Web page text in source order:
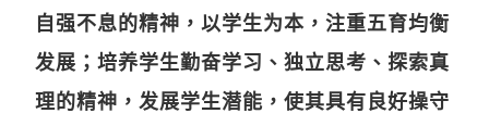
自强不息的精神，以学生为本，注重五育均衡
发展；培养学生勤奋学习、独立思考、探索真
理的精神，发展学生潜能，使其具有良好操守